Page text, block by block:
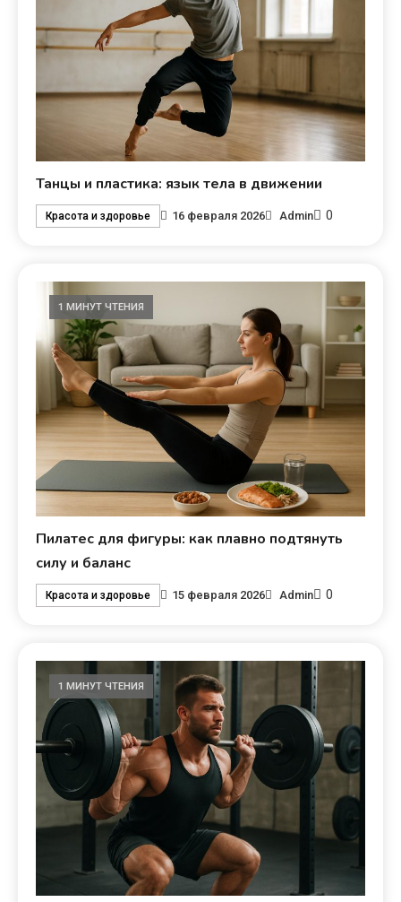
Танцы и пластика: язык тела в движении
Красота и здоровье 16 февраля 2026 Admin 0
1 МИНУТ ЧТЕНИЯ
Пилатес для фигуры: как плавно подтянуть
силу и баланс
Красота и здоровье 15 февраля 2026 Admin 0
1 МИНУТ ЧТЕНИЯ